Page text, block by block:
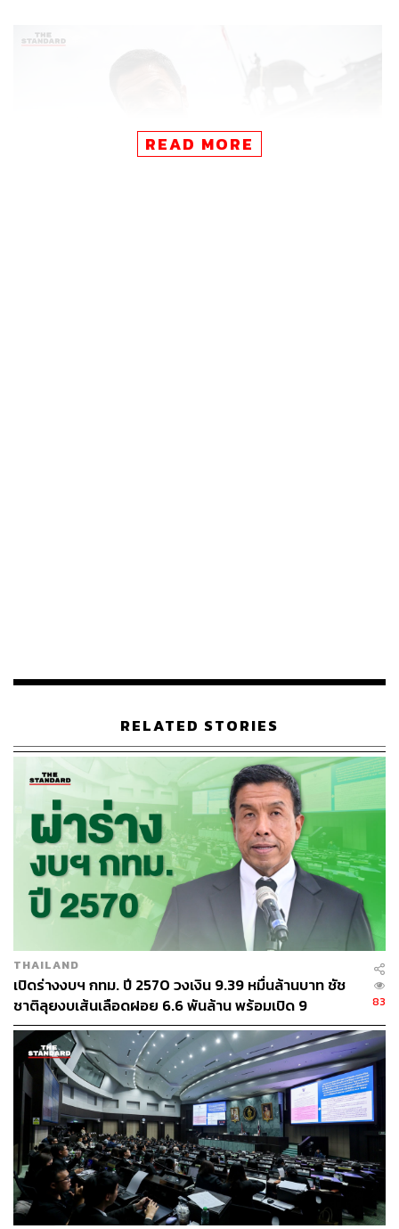
หากได้รับข้อมูลขอให้แจ้งตนทันที เพื่อให้ กทม. เป็นหน่วย
โดยจากนี้ไปจะลงพื้นที่ติดตามการทำงานของทุกสำนักงาน
เขต รวมถึงติดตามการทำงานของสำนักต่างๆ ด้วย สำหรับ
โครงการที่เร่งดำเนินการคือการปลูกต้นไม้ล้านต้น เพื่อสร้าง
พื้นที่สีเขียวให้กับกรุงเทพฯ และจะมีการติด GPS ที่ต้นไม้ทุก
ต้น เพื่อให้ทุกคนได้ติดตามการเติบโตของต้นไม้ และในเดือน
หน้าจะเป็นกิจกรรม Pride Month ส่งเสริมความหลากหลาย
ทางเพศ ตามนโยบาย 12 เทศกาล 12 เดือน ทั้งนี้ แต่ละ
นโยบายของตนตั้งอยู่บนพื้นฐานที่ไม่ต้องใช้งบประมาณมาก
และหลายนโยบายเป็นการใช้เทคโนโลยีซึ่งสามารถเริ่มทำได้
ทันที
จากนั้นชัชชาติได้เดินทางไปยังศาลาว่าการกรุงเทพมหานคร
(ดินแดง) เพื่อร่วมพิธีสักการะสิ่งศักดิ์สิทธิ์ประจำศาลาว่าการ
กรุงเทพมหานคร (ดินแดง) ประกอบด้วย ศาลพระภูมิ และ
ศาลตายาย ณ บริเวณด้านหน้าอาคารสำนักการโยธา และสัก
การะพระอินทร์ทรงช้างเอราวัณ ณ บริเวณลานหน้าอาคาร
ไอราวัตพัฒนา โดยมีคณะผู้บริหารกรุงเทพมหานคร หัวหน้า
ส่วนราชการ ข้าราชการ บุคลากรกรุงเทพมหานคร ซึ่งปฏิบัติ
หน้าที่ ณ ศาลาว่าการกรุงเทพมหานคร (ดินแดง) ร่วมพิธี
READ MORE
RELATED STORIES
THAILAND
เปิดร่างงบฯ กทม. ปี 2570 วงเงิน 9.39 หมื่นล้านบาท ชัช
ชาติลุยงบเส้นเลือดฝอย 6.6 พันล้าน พร้อมเปิด 9
ยุทธศาสตร์พัฒนาเมือง
83